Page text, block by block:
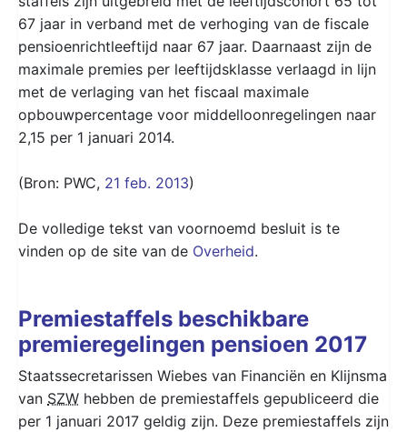
67 jaar in verband met de verhoging van de fiscale
pensioenrichtleeftijd naar 67 jaar. Daarnaast zijn de
maximale premies per leeftijdsklasse verlaagd in lijn
met de verlaging van het fiscaal maximale
opbouwpercentage voor middelloonregelingen naar
2,15 per 1 januari 2014.
(Bron: PWC, 21 feb. 2013)
De volledige tekst van voornoemd besluit is te
vinden op de site van de Overheid.
Premiestaffels beschikbare
premieregelingen pensioen 2017
Staatssecretarissen Wiebes van Financiën en Klijnsma
van SZW hebben de premiestaffels gepubliceerd die
per 1 januari 2017 geldig zijn. Deze premiestaffels zijn